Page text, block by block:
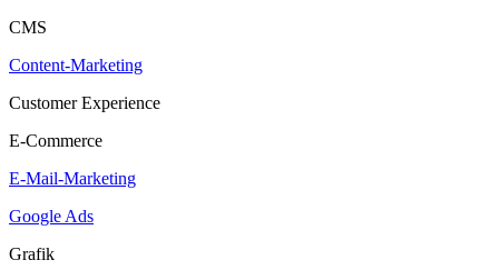
CMS
Content-Marketing
Customer Experience
E-Commerce
E-Mail-Marketing
Google Ads
Grafik